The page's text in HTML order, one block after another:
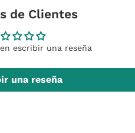
de Clientes
escribir una reseña
una reseña